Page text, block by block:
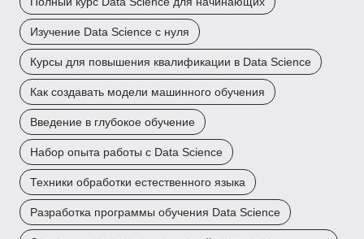
Изучение Data Science с нуля
Курсы для повышения квалификации в Data Science
Как создавать модели машинного обучения
Введение в глубокое обучение
Набор опыта работы с Data Science
Техники обработки естественного языка
Разработка программы обучения Data Science